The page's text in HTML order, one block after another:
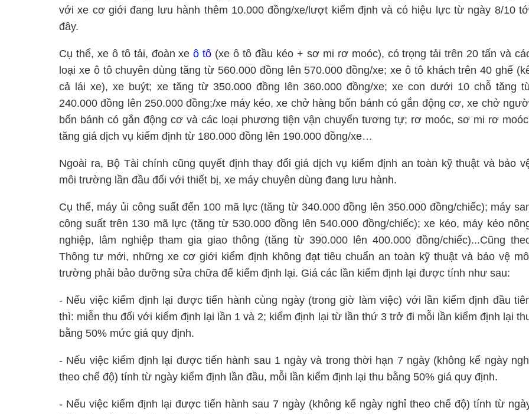
với xe cơ giới đang lưu hành thêm 10.000 đồng/xe/lượt kiểm định và có hiệu lực từ ngày 8/10
đây.
Cụ thể, xe ô tô tải, đoàn xeô tô (xe ô tô đầu kéo + sơ mi rơ moóc), có trọng tải trên 20 tấn và
loại xe ô tô chuyên dùng tăng từ 560.000 đồng lên 570.000 đồng/xe; xe ô tô khách trên 40 ghế
cả lái xe), xe buýt; xe tăng từ 350.000 đồng lên 360.000 đồng/xe; xe con dưới 10 chỗ tăng
240.000 đồng lên 250.000 đồng;/xe máy kéo, xe chở hàng bốn bánh có gắn động cơ, xe chở
bốn bánh có gắn động cơ và các loại phương tiện vận chuyển tương tự; rơ moóc, sơ mi rơ
tăng giá dịch vụ kiểm định từ 180.000 đồng lên 190.000 đồng/xe…
Ngoài ra, Bộ Tài chính cũng quyết định thay đổi giá dịch vụ kiểm định an toàn kỹ thuật và bảo
môi trường lần đầu đối với thiết bị, xe máy chuyên dùng đang lưu hành.
Cụ thể, máy ủi công suất đến 100 mã lực (tăng từ 340.000 đồng lên 350.000 đồng/chiếc); máy
công suất trên 130 mã lực (tăng từ 530.000 đồng lên 540.000 đồng/chiếc); xe kéo, máy kéo
nghiệp, lâm nghiệp tham gia giao thông (tăng từ 390.000 lên 400.000 đồng/chiếc)...Cũng
Thông tư mới, những xe cơ giới kiểm định không đạt tiêu chuẩn an toàn kỹ thuật và bảo vệ
trường phải bảo dưỡng sửa chữa để kiểm định lại. Giá các lần kiểm định lại được tính như sau:
- Nếu việc kiểm định lại được tiến hành cùng ngày (trong giờ làm việc) với lần kiểm định đầu
thì: miễn thu đối với kiểm định lại lần 1 và 2; kiểm định lại từ lần thứ 3 trở đi mỗi lần kiểm định lại
bằng 50% mức giá quy định.
- Nếu việc kiểm định lại được tiến hành sau 1 ngày và trong thời hạn 7 ngày (không kể ngày
theo chế độ) tính từ ngày kiểm định lần đầu, mỗi lần kiểm định lại thu bằng 50% giá quy định.
- Nếu việc kiểm định lại được tiến hành sau 7 ngày (không kể ngày nghỉ theo chế độ) tính từ